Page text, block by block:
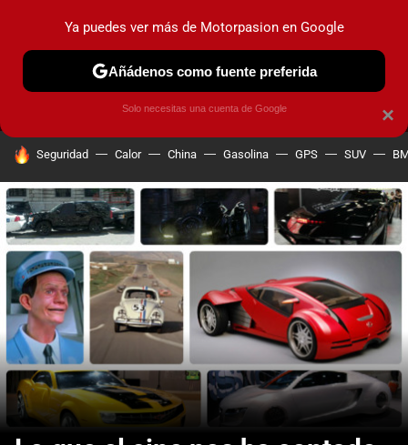
MENÚ NUEVO
COCHES ELÉCTRICOS OBSERVATORIO
HOY SE HABLA DE
Seguridad Calor China Gasolina GPS SUV
×
Ya puedes ver más de Motorpasion en Google
Añádenos como fuente preferida
Solo necesitas una cuenta de Google